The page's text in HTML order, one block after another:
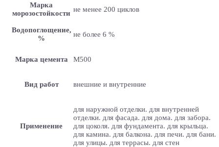
Марка
морозостойкости не менее 200 циклов
Водопоглощение,
%
не более 6 %
Марка цемента M500
Вид работ внешние и внутренние
Применение
для наружной отделки. для внутренней
отделки. для фасада. для дома. для забора.
для цоколя. для фундамента. для крыльца.
для камина. для балкона. для печи. для бани.
для улицы. для террасы. для стен